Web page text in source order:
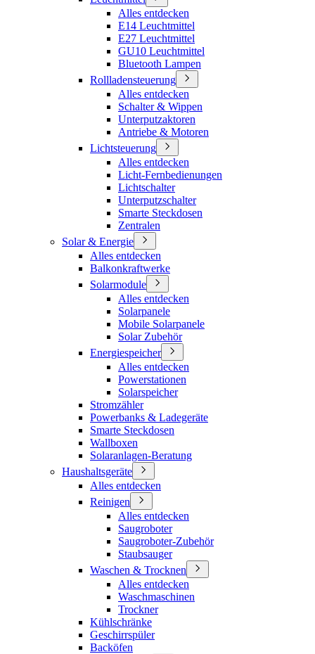
Alles entdecken
E14 Leuchtmittel
E27 Leuchtmittel
GU10 Leuchtmittel
Bluetooth Lampen
Rollladensteuerung
Alles entdecken
Schalter & Wippen
Unterputzaktoren
Antriebe & Motoren
Lichtsteuerung
Alles entdecken
Licht-Fernbedienungen
Lichtschalter
Unterputzschalter
Smarte Steckdosen
Zentralen
Solar & Energie
Alles entdecken
Balkonkraftwerke
Solarmodule
Alles entdecken
Solarpanele
Mobile Solarpanele
Solar Zubehör
Energiespeicher
Alles entdecken
Powerstationen
Solarspeicher
Stromzähler
Powerbanks & Ladegeräte
Smarte Steckdosen
Wallboxen
Solaranlagen-Beratung
Haushaltsgeräte
Alles entdecken
Reinigen
Alles entdecken
Saugroboter
Saugroboter-Zubehör
Staubsauger
Waschen & Trocknen
Alles entdecken
Waschmaschinen
Trockner
Kühlschränke
Geschirrspüler
Backöfen